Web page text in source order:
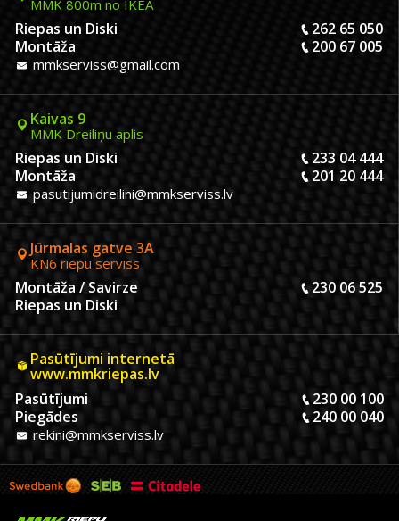
MMK 800m no IKEA
Riepas un Diski
262 65 050
Montāža
200 67 005
mmkserviss@gmail.com
Kaivas 9
MMK Dreiliņu aplis
Riepas un Diski
233 04 444
Montāža
201 20 444
pasutijumidreilini@mmkserviss.lv
Jūrmalas gatve 3A
KN6 riepu serviss
Montāža / Savirze
230 06 525
Riepas un Diski
Pasūtījumi internetā
www.mmkriepas.lv
Pasūtījumi
230 00 100
Piegādes
240 00 040
rekini@mmkserviss.lv